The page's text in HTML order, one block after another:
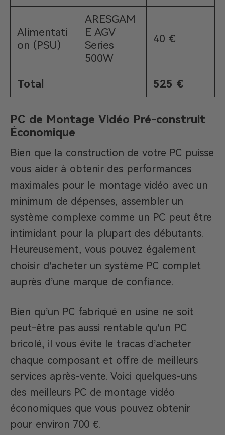
Alimentati
on (PSU)
ARESGAM
E AGV
Series
500W
40 €
Total 525 €
PC de Montage Vidéo Pré-construit
Économique
Bien que la construction de votre PC puisse
vous aider à obtenir des performances
maximales pour le montage vidéo avec un
minimum de dépenses, assembler un
système complexe comme un PC peut être
intimidant pour la plupart des débutants.
Heureusement, vous pouvez également
choisir d’acheter un système PC complet
auprès d’une marque de confiance.
Bien qu’un PC fabriqué en usine ne soit
peut-être pas aussi rentable qu’un PC
bricolé, il vous évite le tracas d’acheter
chaque composant et offre de meilleurs
services après-vente. Voici quelques-uns
des meilleurs PC de montage vidéo
économiques que vous pouvez obtenir
pour environ 700 €.